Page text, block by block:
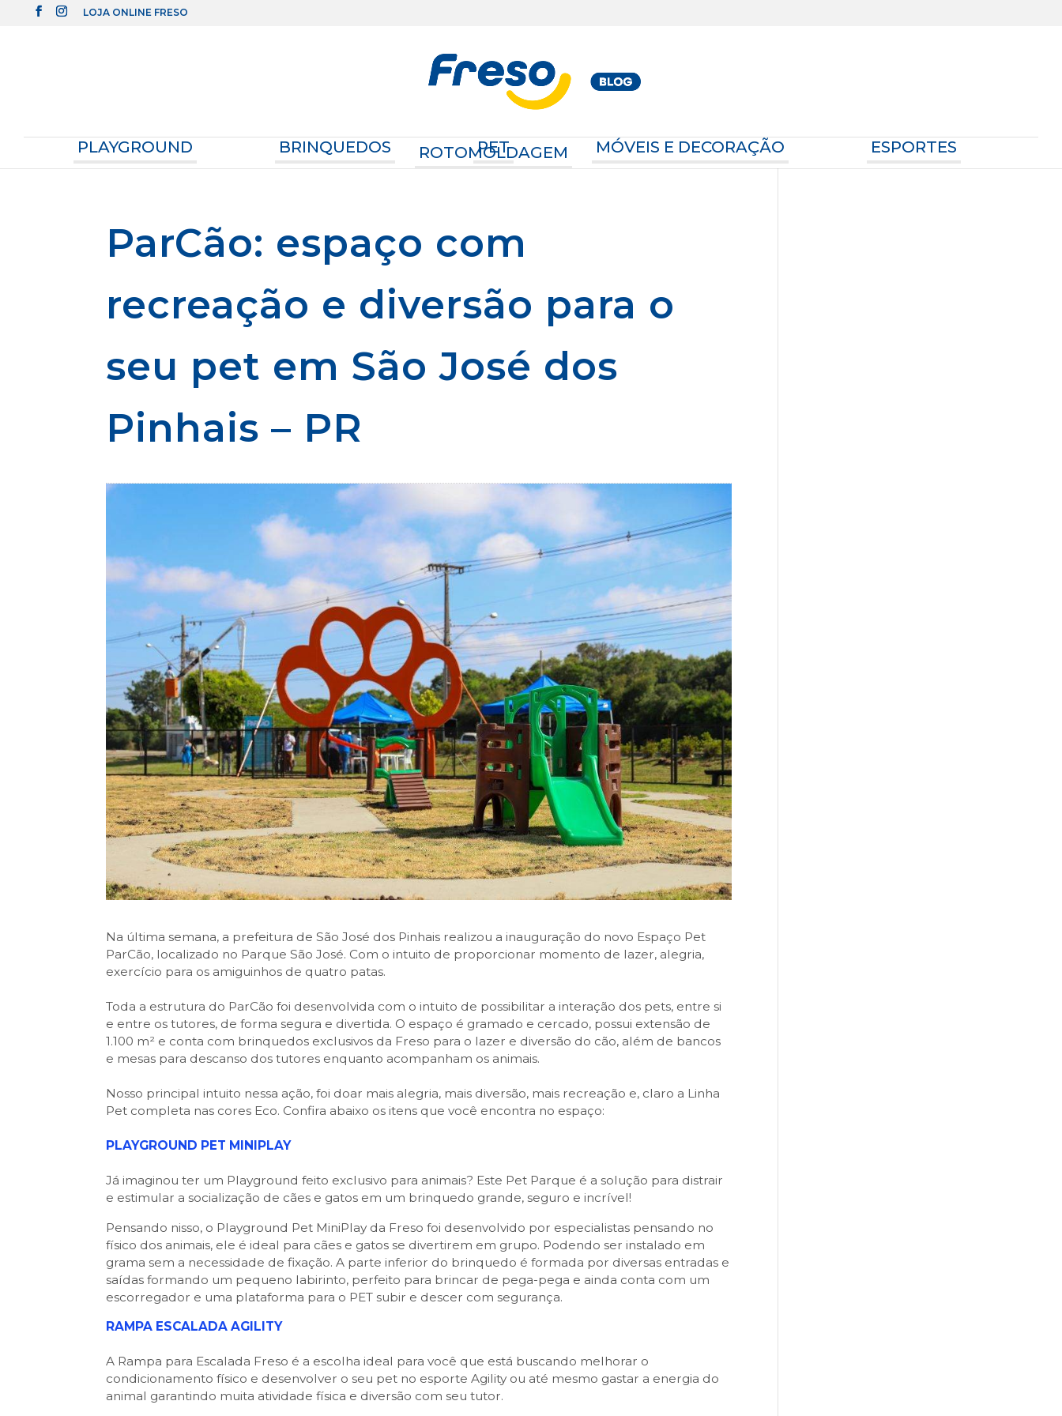
LOJA ONLINE FRESO
PLAYGROUND BRINQUEDOS PET MÓVEIS E DECORAÇÃO ESPORTES
ROTOMOLDAGEM
ParCão: espaço com
recreação e diversão para o
seu pet em São José dos
Pinhais – PR
Na última semana, a prefeitura de São José dos Pinhais realizou a inauguração do novo Espaço Pet
ParCão, localizado no Parque São José. Com o intuito de proporcionar momento de lazer, alegria,
exercício para os amiguinhos de quatro patas.
Toda a estrutura do ParCão foi desenvolvida com o intuito de possibilitar a interação dos pets, entre si
e entre os tutores, de forma segura e divertida. O espaço é gramado e cercado, possui extensão de
1.100 m² e conta com brinquedos exclusivos da Freso para o lazer e diversão do cão, além de bancos
e mesas para descanso dos tutores enquanto acompanham os animais.
Nosso principal intuito nessa ação, foi doar mais alegria, mais diversão, mais recreação e, claro a Linha
Pet completa nas cores Eco. Confira abaixo os itens que você encontra no espaço:
PLAYGROUND PET MINIPLAY
Já imaginou ter um Playground feito exclusivo para animais? Este Pet Parque é a solução para distrair
e estimular a socialização de cães e gatos em um brinquedo grande, seguro e incrível!
Pensando nisso, o Playground Pet MiniPlay da Freso foi desenvolvido por especialistas pensando no
físico dos animais, ele é ideal para cães e gatos se divertirem em grupo. Podendo ser instalado em
grama sem a necessidade de fixação. A parte inferior do brinquedo é formada por diversas entradas e
saídas formando um pequeno labirinto, perfeito para brincar de pega-pega e ainda conta com um
escorregador e uma plataforma para o PET subir e descer com segurança.
RAMPA ESCALADA AGILITY
A Rampa para Escalada Freso é a escolha ideal para você que está buscando melhorar o
condicionamento físico e desenvolver o seu pet no esporte Agility ou até mesmo gastar a energia do
animal garantindo muita atividade física e diversão com seu tutor.